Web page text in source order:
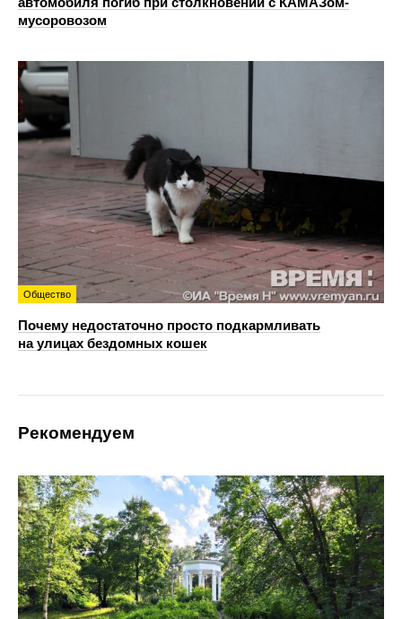
мусоровозом
Общество
Почему недостаточно просто подкармливать
на улицах бездомных кошек
Рекомендуем